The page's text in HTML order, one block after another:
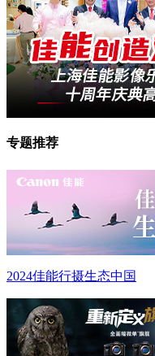
专题推荐
2024佳能行摄生态中国